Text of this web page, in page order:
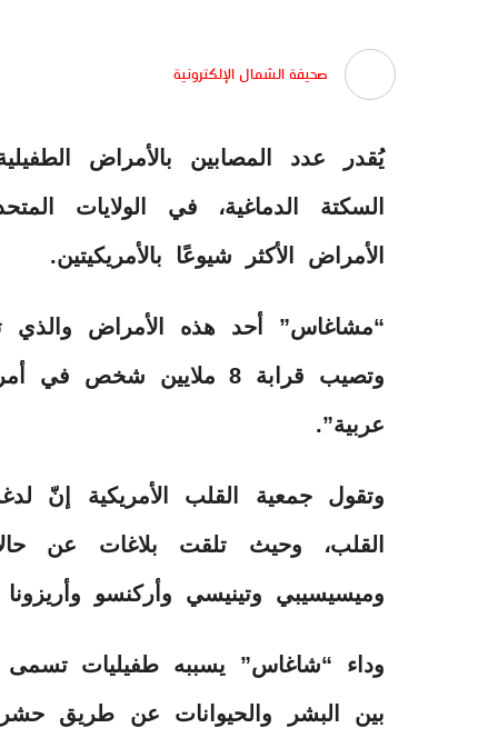
صحيفة الشمال الإلكترونية
يُقدر عدد المصابين بالأمراض
الأمراض الأكثر شيوعًا بالأمريكيتين.
“مشاغاس” أحد هذه الأمراض والذي
وتصيب قرابة 8 ملايين
عربية”.
وتقول جمعية القلب الأمريكية إنّ
القلب، وحيث تلقت بلاغات عن
وميسيسيبي وتينيسي وأركنسو
وداء “شاغاس” يسببه طفيليات تسمى
بين البشر والحيوانات عن طريق